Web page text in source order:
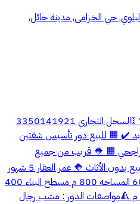
حي الخزامى, مدينة حائل,
🚦الترخيص الاعلاني 7200869820 🚦السجل التجاري 3350141921
عرض جديد ✔️ 🟧 للبيع دور تأسيس شقتين
🟧 🔶 قريب من جميع
الخدمات وشارع بيروت سابقاً 🔶 البيع بدون الأثاث 🔶 عمر العقار 5 شهور
رقم المخطط 674 رقم القطعه 600 المساحه 800 م مسطح البناء 400
م شارع غربي عرض 30م بطول 20 م 🔺مواصفات الدور : مشب رجال